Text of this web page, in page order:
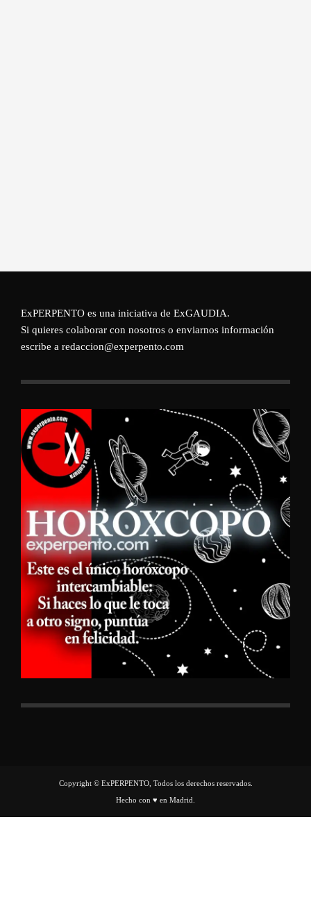
ExPERPENTO es una iniciativa de ExGAUDIA.
Si quieres colaborar con nosotros o enviarnos información
escribe a redaccion@experpento.com
Copyright © ExPERPENTO, Todos los derechos reservados.
Hecho con ♥ en Madrid.